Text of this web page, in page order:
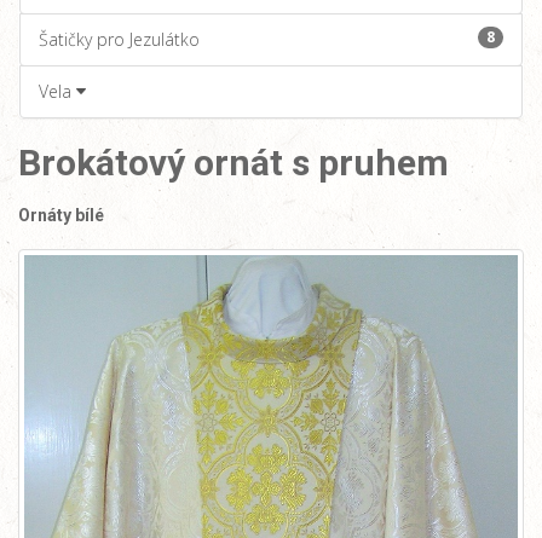
Šatičky pro Jezulátko 8
Vela
Brokátový ornát s pruhem
Ornáty bílé